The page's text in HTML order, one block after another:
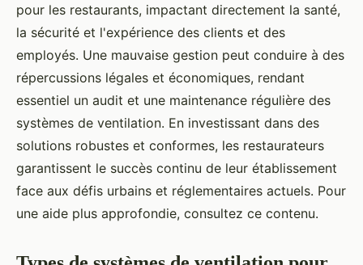
pour les restaurants, impactant directement la santé,
la sécurité et l'expérience des clients et des
employés. Une mauvaise gestion peut conduire à des
répercussions légales et économiques, rendant
essentiel un audit et une maintenance régulière des
systèmes de ventilation. En investissant dans des
solutions robustes et conformes, les restaurateurs
garantissent le succès continu de leur établissement
face aux défis urbains et réglementaires actuels. Pour
une aide plus approfondie, consultez ce contenu.